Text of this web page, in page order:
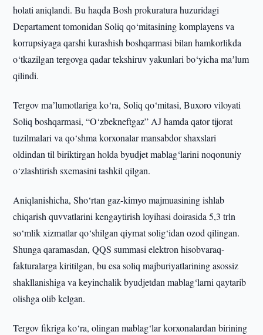
holati aniqlandi. Bu haqda Bosh prokuratura huzuridagi
Departament tomonidan Soliq qo‘mitasining komplayens va
korrupsiyaga qarshi kurashish boshqarmasi bilan hamkorlikda
o‘tkazilgan tergovga qadar tekshiruv yakunlari bo‘yicha maʼlum
qilindi.
Tergov maʼlumotlariga ko‘ra, Soliq qo‘mitasi, Buxoro viloyati
Soliq boshqarmasi, “O‘zbekneftgaz” AJ hamda qator tijorat
tuzilmalari va qo‘shma korxonalar mansabdor shaxslari
oldindan til biriktirgan holda byudjet mablag‘larini noqonuniy
o‘zlashtirish sxemasini tashkil qilgan.
Aniqlanishicha, Sho‘rtan gaz-kimyo majmuasining ishlab
chiqarish quvvatlarini kengaytirish loyihasi doirasida 5,3 trln
so‘mlik xizmatlar qo‘shilgan qiymat solig‘idan ozod qilingan.
Shunga qaramasdan, QQS summasi elektron hisobvaraq-
fakturalarga kiritilgan, bu esa soliq majburiyatlarining asossiz
shakllanishiga va keyinchalik byudjetdan mablag‘larni qaytarib
olishga olib kelgan.
Tergov fikriga ko‘ra, olingan mablag‘lar korxonalardan birining